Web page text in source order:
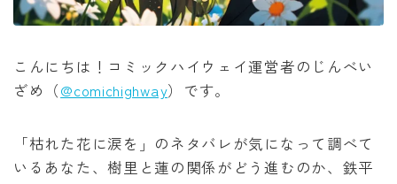
枯れた花に涙を
よくある令嬢転生だと思ったのに
こんにちは！コミックハイウェイ運営者のじんべい
ざめ（@comichighway）です。
「枯れた花に涙を」のネタバレが気になって調べて
いるあなた、樹里と蓮の関係がどう進むのか、鉄平